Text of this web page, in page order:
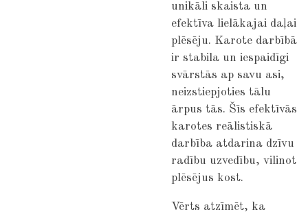
unikāli skaista un
efektīva lielākajai daļai
plēsēju. Karote darbībā
ir stabila un iespaidīgi
svārstās ap savu asi,
neizstiepjoties tālu
ārpus tās. Šīs efektīvās
karotes reālistiskā
darbība atdarina dzīvu
radību uzvedību, vilinot
plēsējus kost.
Vērts atzīmēt, ka